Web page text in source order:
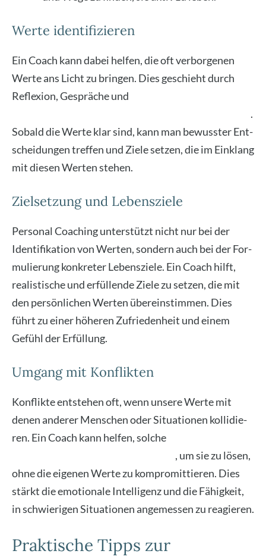
Werte identifizieren
Ein Coach kann dabei hel­fen, die oft ver­bor­ge­nen
Wer­te ans Licht zu brin­gen. Dies geschieht durch
Refle­xi­on, Gesprä­che und
.
Sobald die Wer­te klar sind, kann man bewuss­ter Ent­
schei­dun­gen tref­fen und Zie­le set­zen, die im Ein­klang
mit die­sen Wer­ten ste­hen.
Zielsetzung und Lebensziele
Per­so­nal Coa­ching unter­stützt nicht nur bei der
Iden­ti­fi­ka­ti­on von Wer­ten, son­dern auch bei der For­
mu­lie­rung kon­kre­ter Lebens­zie­le. Ein Coach hilft,
rea­lis­ti­sche und erfül­len­de Zie­le zu set­zen, die mit
den per­sön­li­chen Wer­ten über­ein­stim­men. Dies
führt zu einer höhe­ren Zufrie­den­heit und einem
Gefühl der Erfül­lung.
Umgang mit Konflikten
Kon­flik­te ent­ste­hen oft, wenn unse­re Wer­te mit
denen ande­rer Men­schen oder Situa­tio­nen kol­li­die­
ren. Ein Coach kann hel­fen, sol­che
, um sie zu lösen,
ohne die eige­nen Wer­te zu kom­pro­mit­tie­ren. Dies
stärkt die emo­tio­na­le Intel­li­genz und die Fähig­keit,
in schwie­ri­gen Situa­tio­nen ange­mes­sen zu reagie­ren.
Praktische Tipps zur